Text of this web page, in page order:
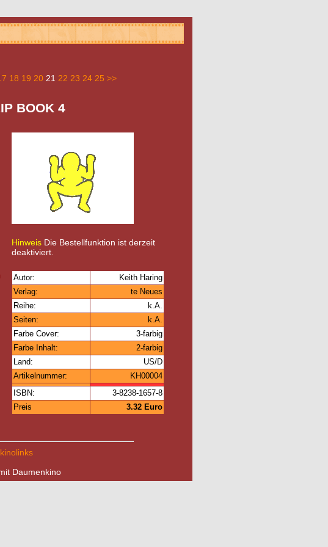
18 19 20 21 22 23 24 25 >>
BOOK 4
Hinweis Die Bestellfunktion ist derzeit
deaktiviert.
Autor:
Keith Haring
Verlag:
te Neues
Reihe:
k.A.
Seiten:
k.A.
Farbe Cover:
3-farbig
Farbe Inhalt:
2-farbig
Land:
US/D
Artikelnummer:
KH00004
ISBN:
3-8238-1657-8
Preis
3.32 Euro
Daumenkino